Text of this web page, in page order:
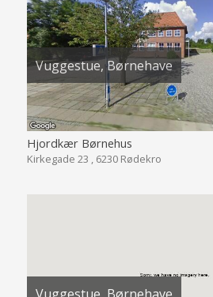
Vuggestue, Børnehave
Hjordkær Børnehus
Kirkegade 23 , 6230 Rødekro